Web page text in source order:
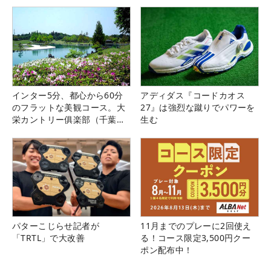
インター5分、都心から60分
のフラットな美観コース。大
栄カントリー俱楽部（千葉
アディダス『コードカオス
27』は強烈な蹴りでパワーを
生む
パターこじらせ記者が
「TRTL」で大改善
11月までのプレーに2回使え
る！コース限定3,500円クー
ポン配布中！